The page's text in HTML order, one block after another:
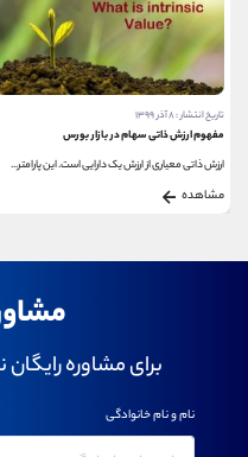
تاریخ انتشار : ۸ آذر ۱۳۹۹
مفهوم ارزش ذاتی سهام در بازار بورس
ارزش ذاتی معیاری از ارزش یک دارایی است. این پارامتر...
مشاهده
برای مشاوره
نام و نام خانوادگی